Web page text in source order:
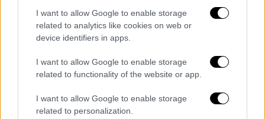
I want to allow Google to enable storage
related to analytics like cookies on web or
device identifiers in apps.
I want to allow Google to enable storage
related to functionality of the website or app.
I want to allow Google to enable storage
related to personalization.
τροχιά η SpaceX – Το δημοσίευμα της
WSJ για τη συμφωνία μεταξύ των δύο
Η Ευρωπαϊκή Επιτροπή καθώς και τα κράτη
μέλη της ΕΕ δεν έχουν δώσει ακόμη την
τελική έγκριση για τη συμφωνία, σύμφωνα
με το ρεπορτάζ της εφημερίδας, η οποία